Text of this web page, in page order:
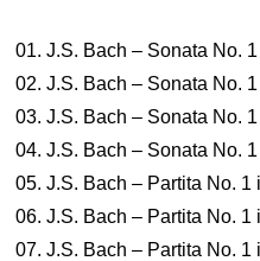
01. J.S. Bach – Sonata No.
02. J.S. Bach – Sonata No.
03. J.S. Bach – Sonata No.
04. J.S. Bach – Sonata No.
05. J.S. Bach – Partita No.
06. J.S. Bach – Partita No.
07. J.S. Bach – Partita No. 1